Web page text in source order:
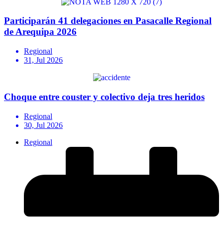
Participarán 41 delegaciones en Pasacalle Regional
de Arequipa 2026
Regional
31, Jul 2026
Choque entre couster y colectivo deja tres heridos
Regional
30, Jul 2026
Regional